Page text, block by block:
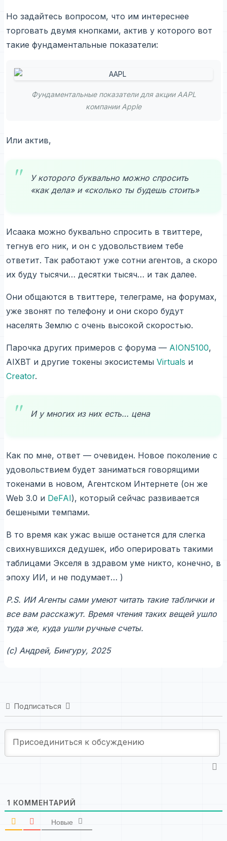
Но задайтесь вопросом, что им интереснее
торговать двумя кнопками, актив у которого вот
такие фундаментальные показатели:
Фундаментальные показатели для акции AAPL
компании Apple
Или актив,
У которого буквально можно спросить
«как дела» и «сколько ты будешь стоить»
Исаака можно буквально спросить в твиттере,
тегнув его ник, и он с удовольствием тебе
ответит. Так работают уже сотни агентов, а скоро
их буду тысячи… десятки тысяч… и так далее.
Они общаются в твиттере, телеграме, на форумах,
уже звонят по телефону и они скоро будут
населять Землю с очень высокой скоростью.
Парочка других примеров с форума — AION5100,
AIXBT и другие токены экосистемы Virtuals и
Creator.
И у многих из них есть… цена
Как по мне, ответ — очевиден. Новое поколение с
удовольствием будет заниматься говорящими
токенами в новом, Агентском Интернете (он же
Web 3.0 и DeFAI), который сейчас развивается
бешеными темпами.
В то время как ужас выше останется для слегка
свихнувшихся дедушек, ибо оперировать такими
таблицами Экселя в здравом уме никто, конечно, в
эпоху ИИ, и не подумает… )
P.S. ИИ Агенты сами умеют читать такие таблички и
все вам расскажут. Время чтения таких вещей ушло
туда же, куда ушли ручные счеты.
(с) Андрей, Бингуру, 2025
Подписаться
1 КОММЕНТАРИЙ
Новые